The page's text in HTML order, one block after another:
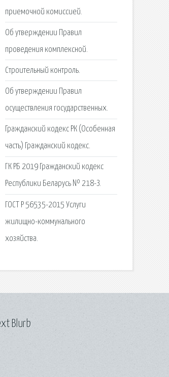
приемочной комиссией.
Об утверждении Правил
проведения комплексной.
Строительный контроль.
Об утверждении Правил
осуществления государственных.
Гражданский кодекс РК (Особенная
часть) Гражданский кодекс.
ГК РБ 2019 Гражданский кодекс
Республики Беларусь № 218-З.
ГОСТ Р 56535-2015 Услуги
жилищно-коммунального
хозяйства.
Blurb